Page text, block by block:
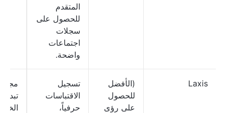
المتقدم
للحصول على
سجلات
اجتماعات
واضحة.
Laxis
(الأفضل
للحصول
على رؤى
تسجيل
الاقتباسات
حرفياً،
تبدأ